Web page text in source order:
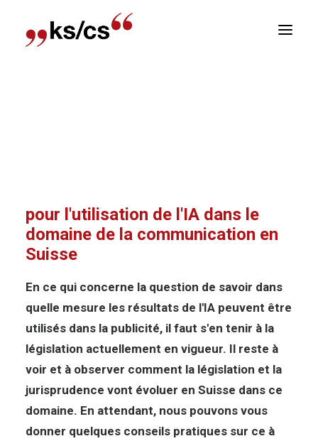
pour l'utilisation de l'IA dans le
domaine de la communication en
Suisse
En ce qui concerne la question de savoir dans
quelle mesure les résultats de l'IA peuvent être
utilisés dans la publicité, il faut s'en tenir à la
législation actuellement en vigueur. Il reste à
voir et à observer comment la législation et la
jurisprudence vont évoluer en Suisse dans ce
domaine. En attendant, nous pouvons vous
donner quelques conseils pratiques sur ce à